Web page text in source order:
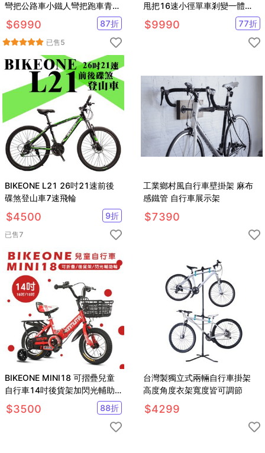
彎把公路車小鐵人彎把跑車青少
年入門專屬公路車小鐵人推薦款
$6990 87折
已售5
甩把16速小徑單車剎變一體
52T極速齒盤日系潮流經典
$9990 77折
BIKEONE L21 26吋21速前後
碟煞登山車7速飛輪
$4500 9折
已售7
工業鄉村風自行車壁掛架 麻布
感鐵管 自行車展示架
$7390
BIKEONE MINI18 可摺疊兒童
自行車14吋後貨架加閃光輔助
輪小孩腳踏單車
$3500 88折
台灣製獨立式兩輛自行車掛架
高度角度衣架寬度皆可調節
$4299